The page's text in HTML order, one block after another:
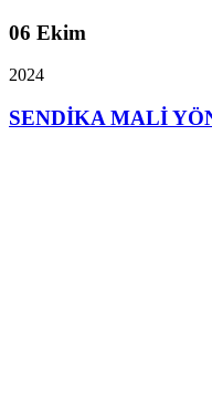
06 Ekim
2024
SENDİKA MALİ